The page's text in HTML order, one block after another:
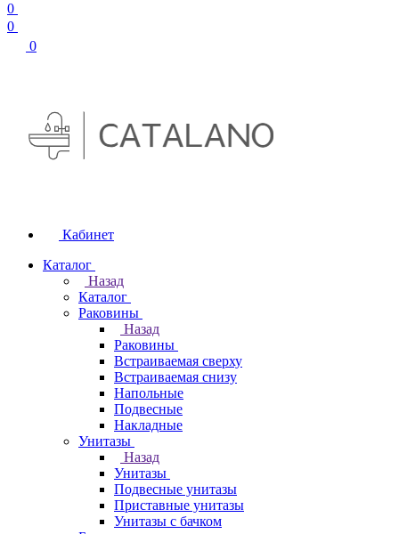
0
0
0
Кабинет
Каталог
Назад
Каталог
Раковины
Назад
Раковины
Встраиваемая сверху
Встраиваемая снизу
Напольные
Подвесные
Накладные
Унитазы
Назад
Унитазы
Подвесные унитазы
Приставные унитазы
Унитазы с бачком